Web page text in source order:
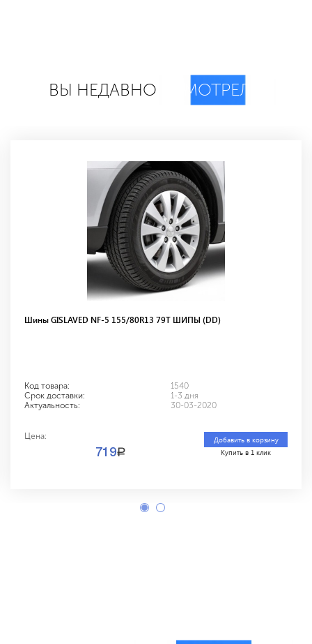
ВЫ НЕДАВНО СМОТРЕЛИ
Шины GISLAVED NF-5 155/80R13 79T ШИПЫ (DD)
Код товара:
1540
Срок доставки:
1-3 дня
Актуальность:
30-03-2020
Цена:
719a
Добавить в корзину
Купить в 1 клик